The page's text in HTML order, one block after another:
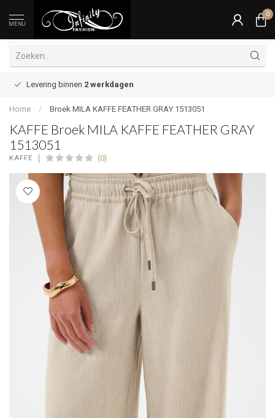
MENU
0
Levering binnen 2 werkdagen
Home / Broek MILA KAFFE FEATHER GRAY 1513051
KAFFE Broek MILA KAFFE FEATHER GRAY
1513051
KAFFE (0)